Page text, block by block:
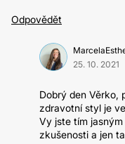
Odpovědět
25. 10. 2021
Dobrý den Věrko,
zdravotní styl je
Vy jste tím
zkušenosti a jen